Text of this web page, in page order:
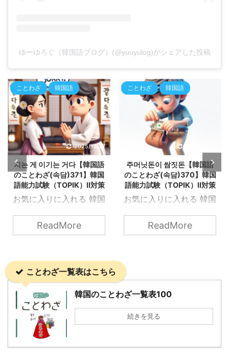
ゆーゆろぐ（韓国語ブログ）(@yuuyulog)がシェアした投稿
ことわざ 韓国語
2025/12/27
지는 게 이기는 거다【韓国語
のことわざ(속담)371】韓国
語能力試験（TOPIK）Ⅱ対策
お気に入りに入れる 韓国
にも出てくる韓国の「こ
とわざ（속담）」を知ろ
OpenAIのDALL·Eによっ
て生成 지는 게 이기는 거
다 直訳: 「負けることが
勝つことだ」 意味: 物事
をあきらめたり、意図的
に譲歩することが、最終
的にはより大きな利益や
成功、または調和をもた
ReadMore
ことわざ 韓国語
주머닛돈이 쌈짓돈【韓国語
のことわざ(속담)370】韓国
語能力試験（TOPIK）Ⅱ対策
お気に入りに入れる 韓国
にも出てくる韓国の「こ
とわざ（속담）」を知ろ
て生成 주머닛돈이 쌈짓
のお金と巻き物の中のお
金は同じ」という意味で
使われる韓国のことわざ
分ける必要がない」場
ReadMore
ことわざ一覧表はこちら
韓国のことわざ一覧表100
続きを見る